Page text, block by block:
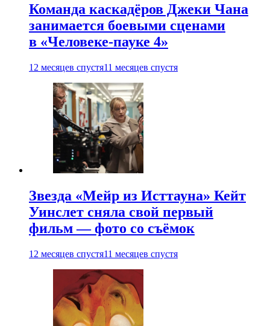
Команда каскадёров Джеки Чана
занимается боевыми сценами
в «Человеке-пауке 4»
12 месяцев спустя11 месяцев спустя
Звезда «Мейр из Исттауна» Кейт
Уинслет сняла свой первый
фильм — фото со съёмок
12 месяцев спустя11 месяцев спустя